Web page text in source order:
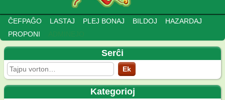
ĈEFPAĜO LASTAJ PLEJ BONAJ BILDOJ
HAZARDAJ
PROPONI
Serĉi
Kategorioj